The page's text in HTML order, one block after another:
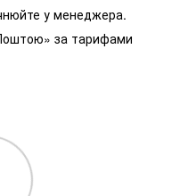
у менеджера.
за тарифами